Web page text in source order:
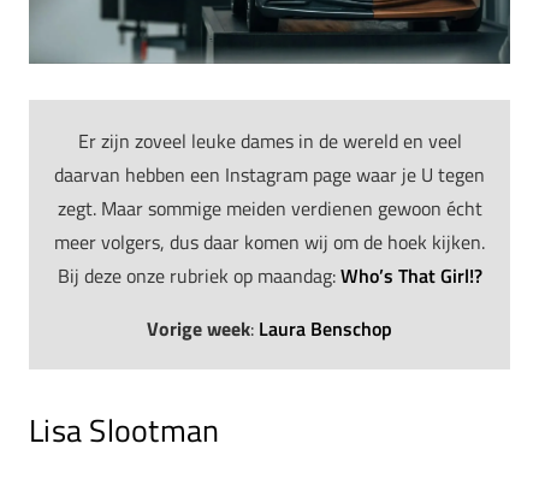
Er zijn zoveel leuke dames in de wereld en veel
daarvan hebben een Instagram page waar je U tegen
zegt. Maar sommige meiden verdienen gewoon écht
meer volgers, dus daar komen wij om de hoek kijken.
Bij deze onze rubriek op maandag:Who’s That Girl!?
Vorige week: Laura Benschop
Lisa Slootman